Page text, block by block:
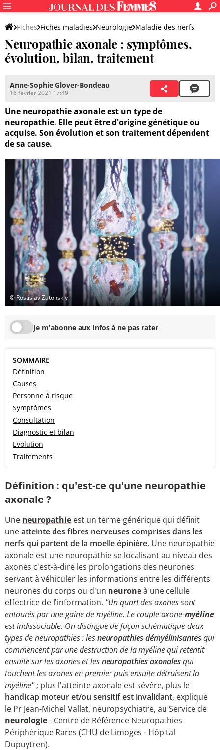
Fiches Fiches maladies Neurologie Maladie des nerfs
Neuropathie axonale : symptômes,
évolution, bilan, traitement
Anne-Sophie Glover-Bondeau
16 février 2021 17:49
Une neuropathie axonale est un type de
neuropathie. Elle peut être d'origine génétique ou
acquise. Son évolution et son traitement dépendent
de sa cause.
© Rostislav Zatonskiy
Je m'abonne aux Infos à ne pas rater
SOMMAIRE
Définition
Causes
Personne à risque
Symptômes
Consultation
Diagnostic et bilan
Evolution
Traitements
Définition : qu'est-ce qu'une neuropathie
axonale ?
Une neuropathie est un terme générique qui définit
uneatteinte des fibres nerveuses comprises dans les
nerfs qui partent de la moelle épinière. Une neuropathie
axonale est une neuropathie se localisant au niveau des
axones c'est-à-dire les prolongations des neurones
servant à véhiculer les informations entre les différents
neurones du corps ou d'un neuroneà une cellule
effectrice de l'information. "Un quart des axones sont
entourés par une gaine de myéline. Le couple axone-myéline
est indissociable. On distingue de façon schématique deux
types de neuropathies : lesneuropathies démyélinisantesqui
commencent par une destruction de la myéline qui retentit
ensuite sur les axones et lesneuropathies axonalesqui
touchent les axones en premier puis ensuite détruisent la
myéline"; plus l'atteinte axonale est sévère, plus le
handicap moteur et/ou sensitif est invalidant, explique
le Pr Jean-Michel Vallat, neuropsychiatre, au Service de
neurologie- Centre de Référence Neuropathies
Périphérique Rares (CHU de Limoges - Hôpital
Dupuytren).